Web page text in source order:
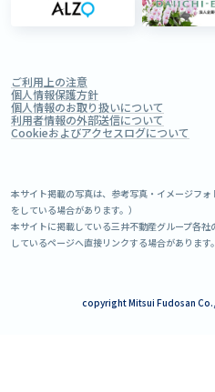
ご利用上の注意
個人情報保護方針
個人情報のお取り扱いについて
利用者情報の外部送信について
Cookieおよびアクセスログについて
本サイト掲載の写真は、参考写真・イメージフ
をしている場合があります。）
本サイトに掲載している三井不動産グループ各
しているページへ直接リンクする場合があります。
copyright Mitsui Fudosan